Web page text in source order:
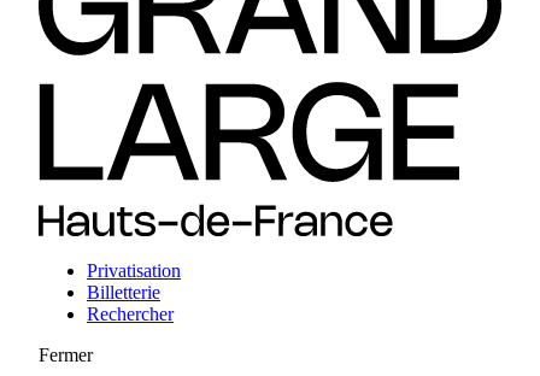
Privatisation
Billetterie
Rechercher
Fermer